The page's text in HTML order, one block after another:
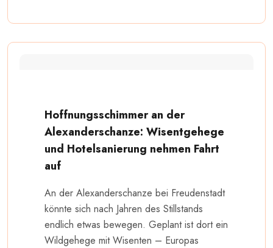
Hoffnungsschimmer an der
Alexanderschanze: Wisentgehege
und Hotelsanierung nehmen Fahrt
auf
An der Alexanderschanze bei Freudenstadt
könnte sich nach Jahren des Stillstands
endlich etwas bewegen. Geplant ist dort ein
Wildgehege mit Wisenten – Europas